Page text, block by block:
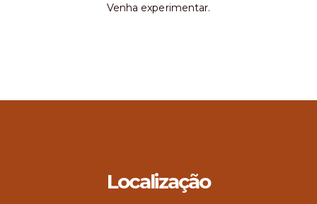
Venha experimentar.
Localização